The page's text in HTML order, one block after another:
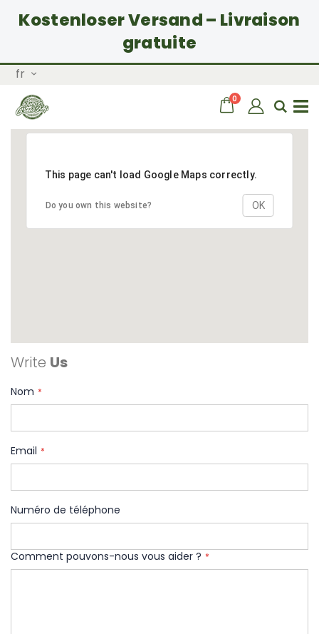
Kostenloser Versand – Livraison
gratuite
Allez
contenu
Langue
fr
Chariot
0 articles
This page can't load Google Maps correctly.
Do you own this website? OK
Write Us
Nom
Email
Numéro de téléphone
Comment pouvons-nous vous aider ?